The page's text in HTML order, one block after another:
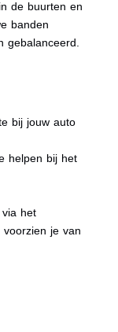
de buurten en
banden
gebalanceerd.
bij jouw auto
helpen bij het
het
je van